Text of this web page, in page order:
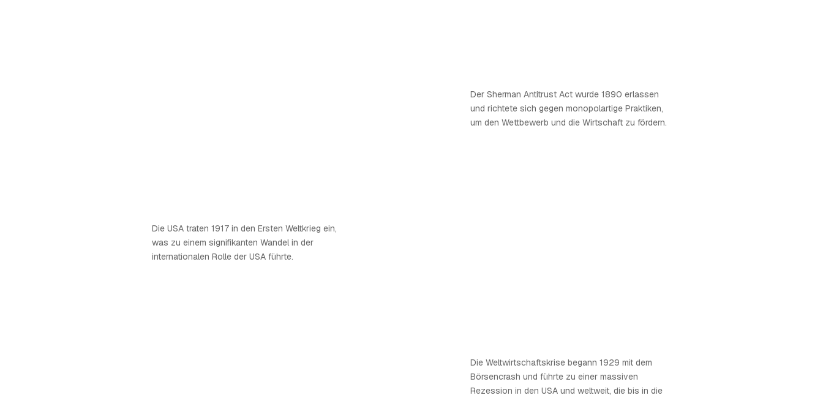
Der Sherman Antitrust Act wurde 1890 erlassen
und richtete sich gegen monopolartige Praktiken,
um den Wettbewerb und die Wirtschaft zu fördern.
Die USA traten 1917 in den Ersten Weltkrieg ein,
was zu einem signifikanten Wandel in der
internationalen Rolle der USA führte.
Die Weltwirtschaftskrise begann 1929 mit dem
Börsencrash und führte zu einer massiven
Rezession in den USA und weltweit, die bis in die